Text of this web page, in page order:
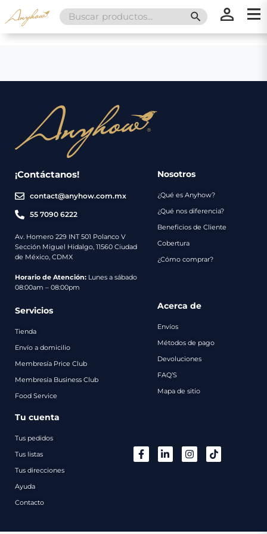
Search
for:
SEARCH
¡Contáctanos!
contact@anyhow.com.mx
55 7090 6222
Av. Homero 229 INT 501 Polanco V
Sección Miguel Hidalgo, 11560 Ciudad
de México, CDMX
Horario de Atención: Lunes a sábado
08:00am – 08:00pm
Nosotros
¿Qué es Anyhow?
¿Qué nos diferencia?
Beneficios de Cliente
Cobertura
¿Cómo comprar?
Servicios
Tienda
Envío a domicilio
Membresía Price Club
Membresía Business Club
Food Service
Acerca de
Envíos
Métodos de pago
Devoluciones
FAQ’S
Mapa de sitio
Tu cuenta
Tus pedidos
Tus listas
Tus direcciones
Ayuda
Contacto
Nosotros
Servicios
Envíos
Métodos
de
Catálogo
Regalos
Contacto